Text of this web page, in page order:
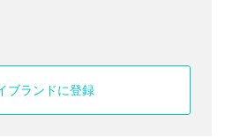
ブランドに登録